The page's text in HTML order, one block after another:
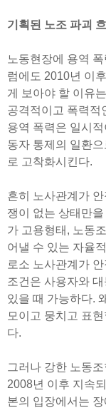
기획된 노조 파괴
노동현장에 용역
럼에도 2010년 이
게 보아야 할 이유
공격적이고 폭력적
용역 폭력은 일시
동자 통제의 일환
로 고착화시킨다.
흔히 노사관계가
쟁이 없는 상태만
가 고용형태, 노동
어낼 수 있는 자율
로소 노사관계가
조건은 사용자와 대
있을 때 가능하다.
모이고 뭉치고 표
다.
그러나 강한 노동
2008년 이후 지속
본의 입장에서는